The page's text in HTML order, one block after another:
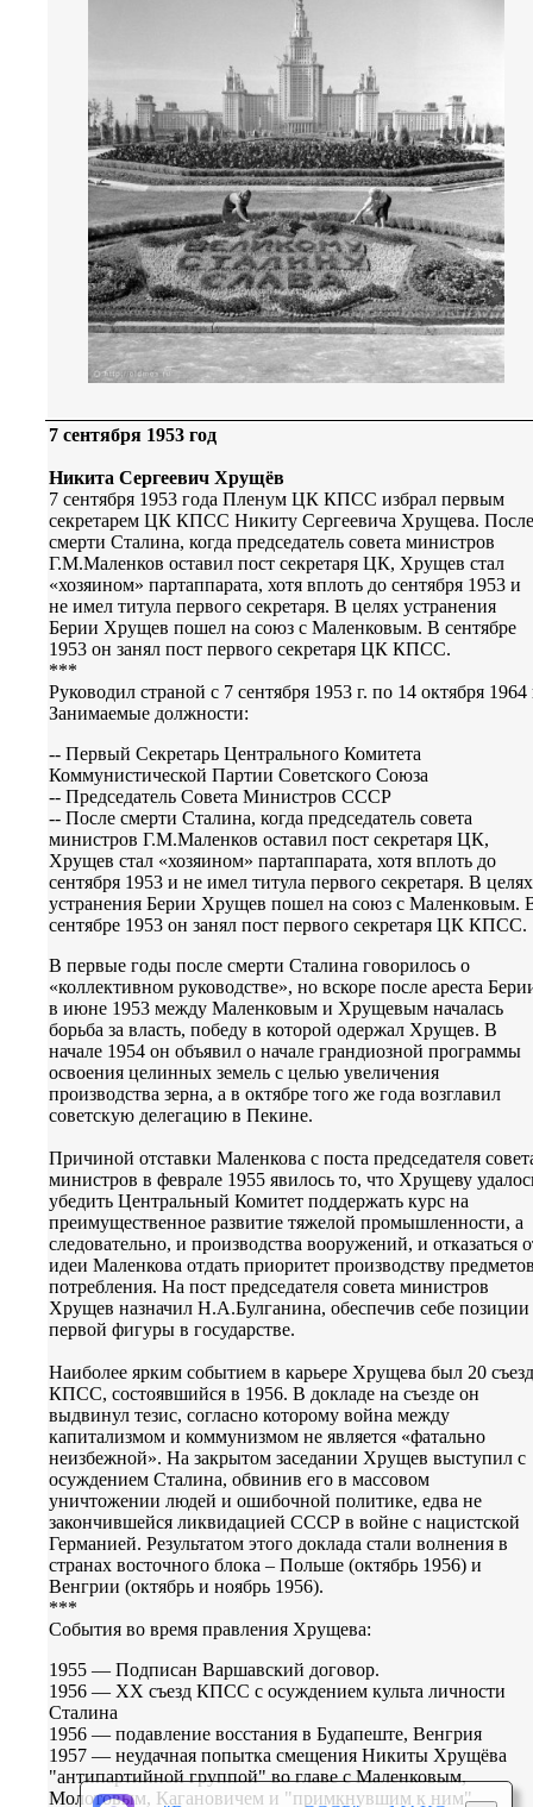
7 сентября 1953 год
Никита Сергеевич Хрущёв
7 сентября 1953 года Пленум ЦК КПСС избрал первым
секретарем ЦК КПСС Никиту Сергеевича Хрущева. После
смерти Сталина, когда председатель совета министров
Г.М.Маленков оставил пост секретаря ЦК, Хрущев стал
«хозяином» партаппарата, хотя вплоть до сентября 1953 и
не имел титула первого секретаря. В целях устранения
Берии Хрущев пошел на союз с Маленковым. В сентябре
1953 он занял пост первого секретаря ЦК КПСС.
***
Руководил страной с 7 сентября 1953 г. по 14 октября 1964
Занимаемые должности:
-- Первый Секретарь Центрального Комитета
Коммунистической Партии Советского Союза
-- Председатель Совета Министров СССР
-- После смерти Сталина, когда председатель совета
министров Г.М.Маленков оставил пост секретаря ЦК,
Хрущев стал «хозяином» партаппарата, хотя вплоть до
сентября 1953 и не имел титула первого секретаря. В целях
устранения Берии Хрущев пошел на союз с Маленковым.
сентябре 1953 он занял пост первого секретаря ЦК КПСС.
В первые годы после смерти Сталина говорилось о
«коллективном руководстве», но вскоре после ареста
в июне 1953 между Маленковым и Хрущевым началась
борьба за власть, победу в которой одержал Хрущев. В
начале 1954 он объявил о начале грандиозной программы
освоения целинных земель с целью увеличения
производства зерна, а в октябре того же года возглавил
советскую делегацию в Пекине.
Причиной отставки Маленкова с поста председателя
министров в феврале 1955 явилось то, что Хрущеву
убедить Центральный Комитет поддержать курс на
преимущественное развитие тяжелой промышленности, а
следовательно, и производства вооружений, и отказаться
идеи Маленкова отдать приоритет производству
потребления. На пост председателя совета министров
Хрущев назначил Н.А.Булганина, обеспечив себе позиции
первой фигуры в государстве.
Наиболее ярким событием в карьере Хрущева был 20 съезд
КПСС, состоявшийся в 1956. В докладе на съезде он
выдвинул тезис, согласно которому война между
капитализмом и коммунизмом не является «фатально
неизбежной». На закрытом заседании Хрущев выступил с
осуждением Сталина, обвинив его в массовом
уничтожении людей и ошибочной политике, едва не
закончившейся ликвидацией СССР в войне с нацистской
Германией. Результатом этого доклада стали волнения в
странах восточного блока – Польше (октябрь 1956) и
Венгрии (октябрь и ноябрь 1956).
***
События во время правления Хрущева:
1955 — Подписан Варшавский договор.
1956 — XX съезд КПСС с осуждением культа личности
Сталина
1956 — подавление восстания в Будапеште, Венгрия
1957 — неудачная попытка смещения Никиты Хрущёва
"антипартийной группой" во главе с Маленковым,
Молотовым, Кагановичем и "примкнувшим к ним"